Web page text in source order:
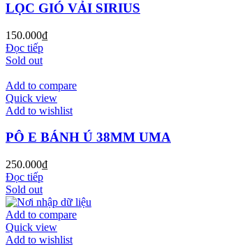
LỌC GIÓ VẢI SIRIUS
150.000₫
Đọc tiếp
Sold out
Add to compare
Quick view
Add to wishlist
PÔ E BÁNH Ú 38MM UMA
250.000₫
Đọc tiếp
Sold out
Add to compare
Quick view
Add to wishlist